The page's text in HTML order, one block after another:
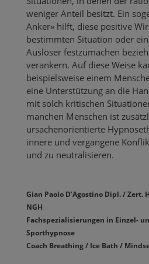
weniger Anteil besitzt. Ein
Anker» hilft, diese positive
bestimmten Situation oder
Auslöser festzumachen
verankern. Auf diese Weise
beispielsweise einem
eine Unterstützung an die
mit solch kritischen
manchen Menschen ist
ursachenorientierte
innere und vergangene
und zu neutralisieren.
Gian Paolo D’Agostino Dipl. / Zert.
NGH
Fachspezialisierungen in Einzel-
Sporthypnose
Coach Breathing / Ice Bath /